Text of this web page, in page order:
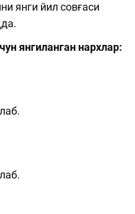
янги йил совғаси
янгиланган нархлар: